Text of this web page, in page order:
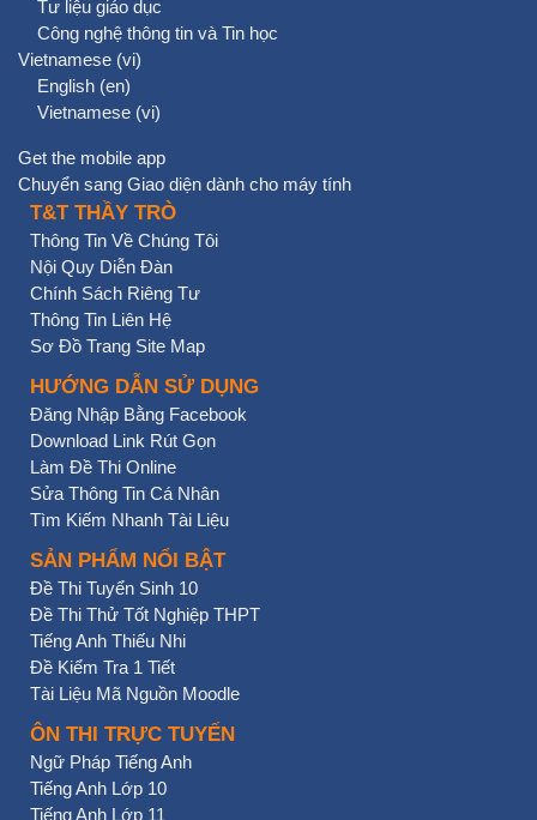
Tư liệu giáo dục
Công nghệ thông tin và Tin học
Vietnamese ‎(vi)‎
English ‎(en)‎
Vietnamese ‎(vi)‎
Get the mobile app
Chuyển sang Giao diện dành cho máy tính
T&T THẦY TRÒ
Thông Tin Về Chúng Tôi
Nội Quy Diễn Đàn
Chính Sách Riêng Tư
Thông Tin Liên Hệ
Sơ Đồ Trang Site Map
HƯỚNG DẪN SỬ DỤNG
Đăng Nhập Bằng Facebook
Download Link Rút Gọn
Làm Đề Thi Online
Sửa Thông Tin Cá Nhân
Tìm Kiếm Nhanh Tài Liệu
SẢN PHẨM NỔI BẬT
Đề Thi Tuyển Sinh 10
Đề Thi Thử Tốt Nghiệp THPT
Tiếng Anh Thiếu Nhi
Đề Kiểm Tra 1 Tiết
Tài Liệu Mã Nguồn Moodle
ÔN THI TRỰC TUYẾN
Ngữ Pháp Tiếng Anh
Tiếng Anh Lớp 10
Tiếng Anh Lớp 11